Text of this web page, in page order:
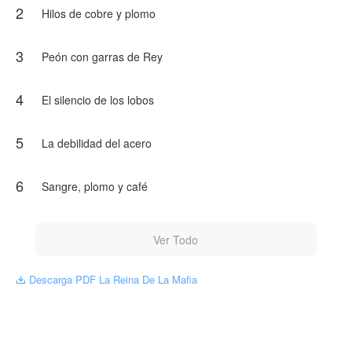
2 Hilos de cobre y plomo
3 Peón con garras de Rey
4 El silencio de los lobos
5 La debilidad del acero
6 Sangre, plomo y café
Ver Todo
 Descarga PDF La Reina De La Mafia